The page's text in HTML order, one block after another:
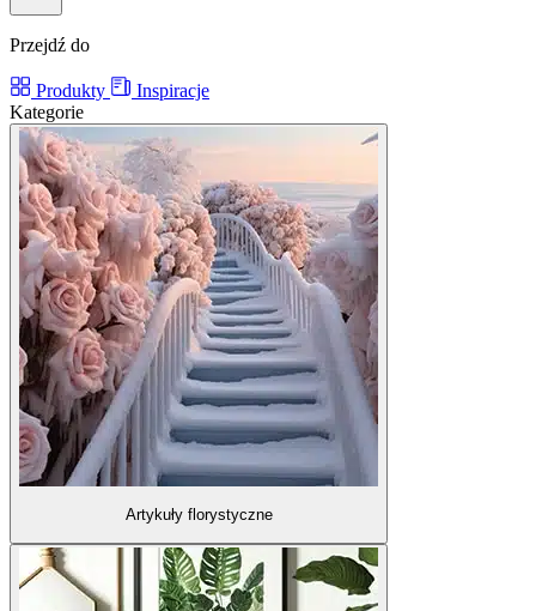
Przejdź do
Produkty
Inspiracje
Kategorie
Artykuły florystyczne